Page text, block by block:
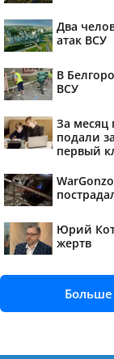
Два
атак ВСУ
В
ВСУ
За месяц
подали
первый
Юрий
жертв
Больше